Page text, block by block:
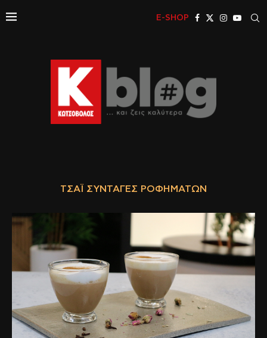
E-SHOP
ΤΣΆΙ ΣΥΝΤΑΓΈΣ ΡΟΦΗΜΆΤΩΝ